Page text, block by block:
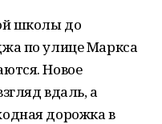
школы до
по улице Маркса
Новое
вдаль, а
дорожка в